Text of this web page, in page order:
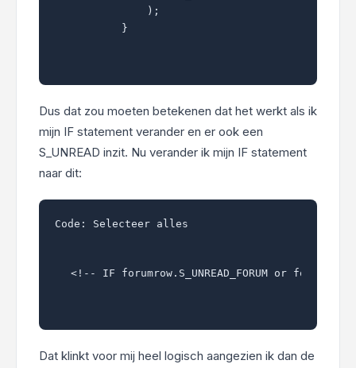
);
}
Dus dat zou moeten betekenen dat het werkt als ik
mijn IF statement verander en er ook een
S_UNREAD inzit. Nu verander ik mijn IF statement
naar dit:
Code: Selecteer alles
<!-- IF forumrow.S_UNREAD_FORUM or
Dat klinkt voor mij heel logisch aangezien ik dan de